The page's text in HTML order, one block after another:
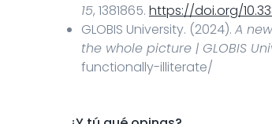
15, 1381865. https://doi.org/
GLOBIS University. (2024). A
the whole picture | GLOBIS
functionally-illiterate/